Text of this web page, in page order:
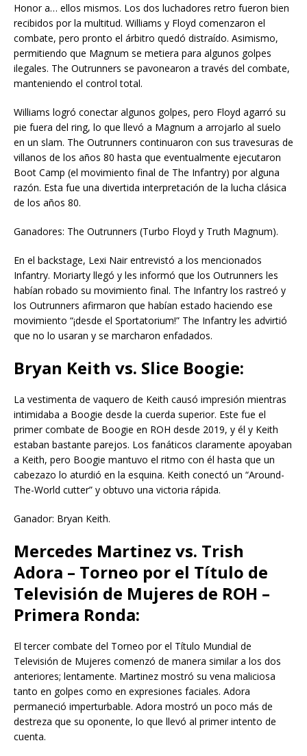
Honor a… ellos mismos. Los dos luchadores retro fueron bien
recibidos por la multitud. Williams y Floyd comenzaron el
combate, pero pronto el árbitro quedó distraído. Asimismo,
permitiendo que Magnum se metiera para algunos golpes
ilegales. The Outrunners se pavonearon a través del combate,
manteniendo el control total.
Williams logró conectar algunos golpes, pero Floyd agarró su
pie fuera del ring, lo que llevó a Magnum a arrojarlo al suelo
en un slam. The Outrunners continuaron con sus travesuras de
villanos de los años 80 hasta que eventualmente ejecutaron
Boot Camp (el movimiento final de The Infantry) por alguna
razón. Esta fue una divertida interpretación de la lucha clásica
de los años 80.
Ganadores: The Outrunners (Turbo Floyd y Truth Magnum).
En el backstage, Lexi Nair entrevistó a los mencionados
Infantry. Moriarty llegó y les informó que los Outrunners les
habían robado su movimiento final. The Infantry los rastreó y
los Outrunners afirmaron que habían estado haciendo ese
movimiento “¡desde el Sportatorium!” The Infantry les advirtió
que no lo usaran y se marcharon enfadados.
Bryan Keith vs. Slice Boogie:
La vestimenta de vaquero de Keith causó impresión mientras
intimidaba a Boogie desde la cuerda superior. Este fue el
primer combate de Boogie en ROH desde 2019, y él y Keith
estaban bastante parejos. Los fanáticos claramente apoyaban
a Keith, pero Boogie mantuvo el ritmo con él hasta que un
cabezazo lo aturdió en la esquina. Keith conectó un “Around-
The-World cutter” y obtuvo una victoria rápida.
Ganador: Bryan Keith.
Mercedes Martinez vs. Trish
Adora – Torneo por el Título de
Televisión de Mujeres de ROH –
Primera Ronda:
El tercer combate del Torneo por el Título Mundial de
Televisión de Mujeres comenzó de manera similar a los dos
anteriores; lentamente. Martinez mostró su vena maliciosa
tanto en golpes como en expresiones faciales. Adora
permaneció imperturbable. Adora mostró un poco más de
destreza que su oponente, lo que llevó al primer intento de
cuenta.